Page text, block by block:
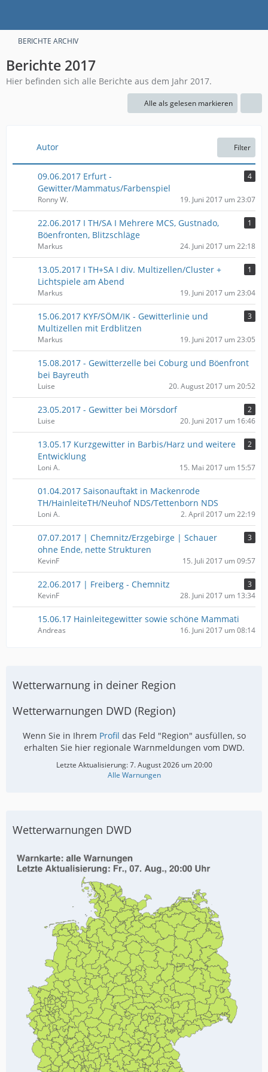
BERICHTE ARCHIV
Berichte 2017
Hier befinden sich alle Berichte aus dem Jahr 2017.
Alle als gelesen markieren
Autor Filter
09.06.2017 Erfurt -
Gewitter/Mammatus/Farbenspiel
4
Ronny W. 19. Juni 2017 um 23:07
22.06.2017 I TH/SA I Mehrere MCS, Gustnado,
Böenfronten, Blitzschläge
1
Markus 24. Juni 2017 um 22:18
13.05.2017 I TH+SA I div. Multizellen/Cluster +
Lichtspiele am Abend
1
Markus 19. Juni 2017 um 23:04
15.06.2017 KYF/SÖM/IK - Gewitterlinie und
Multizellen mit Erdblitzen
3
Markus 19. Juni 2017 um 23:05
15.08.2017 - Gewitterzelle bei Coburg und Böenfront
bei Bayreuth
Luise 20. August 2017 um 20:52
23.05.2017 - Gewitter bei Mörsdorf
2
Luise
20. Juni 2017 um 16:46
13.05.17 Kurzgewitter in Barbis/Harz und weitere
Entwicklung
2
Loni A. 15. Mai 2017 um 15:57
01.04.2017 Saisonauftakt in Mackenrode
TH/HainleiteTH/Neuhof NDS/Tettenborn NDS
Loni A. 2. April 2017 um 22:19
07.07.2017 | Chemnitz/Erzgebirge | Schauer
ohne Ende, nette Strukturen
3
KevinF 15. Juli 2017 um 09:57
22.06.2017 | Freiberg - Chemnitz
3
KevinF
28. Juni 2017 um 13:34
15.06.17 Hainleitegewitter sowie schöne Mammati
Andreas 16. Juni 2017 um 08:14
Wetterwarnung in deiner Region
Wetterwarnungen DWD (Region)
Wenn Sie in Ihrem Profil das Feld "Region" ausfüllen, so
erhalten Sie hier regionale Warnmeldungen vom DWD.
Letzte Aktualisierung:7. August 2026 um 20:00
Alle Warnungen
Wetterwarnungen DWD